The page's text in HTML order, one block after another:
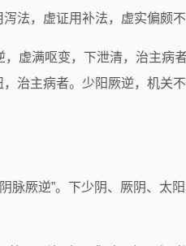
法，虚证用补法，虚实偏颇
虚满呕变，下泄清，治主病
治主病者。少阳厥逆，机关
脉厥逆”。下少阴、厥阴、太